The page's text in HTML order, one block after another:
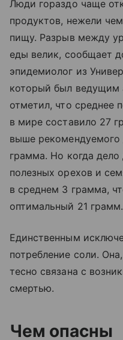
Люди гораздо чаще
продуктов, нежели
пищу. Разрыв между
еды велик, сообщает
эпидемиолог из
который был ведущим
отметил, что среднее
в мире составило 27
выше рекомендуемого
грамма. Но когда дело
полезных орехов и
в среднем 3 грамма,
оптимальный 21 грамм.
Единственным
потребление соли.
тесно связана с
смертью.
Чем опасны